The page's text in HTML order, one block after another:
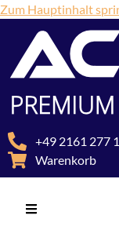
Zum Hauptinhalt
+49 2161 277
Warenkorb